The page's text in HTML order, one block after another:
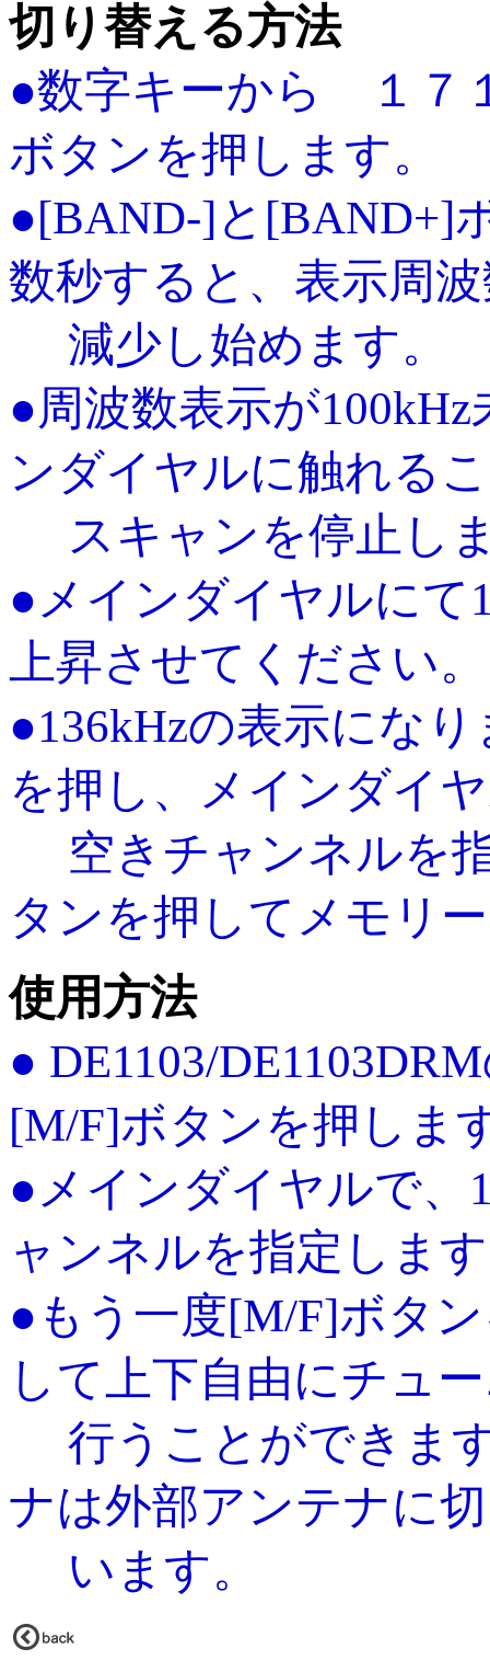
切り替える方法
●数字キーから １７
ボタンを押します。
●[BAND-]と[BAND+]
数秒すると、表示周
減少し始めます。
●周波数表示が
ンダイヤルに触れる
スキャンを停止し
●メインダイヤルにて
上昇させてください。
●136kHzの表示にな
を押し、メインダイ
空きチャンネルを
タンを押してメモリ
使用方法
● DE1103/
[M/F]ボタンを押しま
●メインダイヤルで、
ャンネルを指定しま
●もう一度[M/F]ボタ
して上下自由にチュ
行うことができま
ナは外部アンテナに
います。